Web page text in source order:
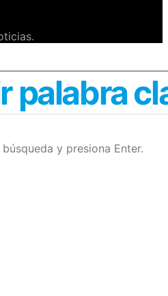
y presiona Enter.